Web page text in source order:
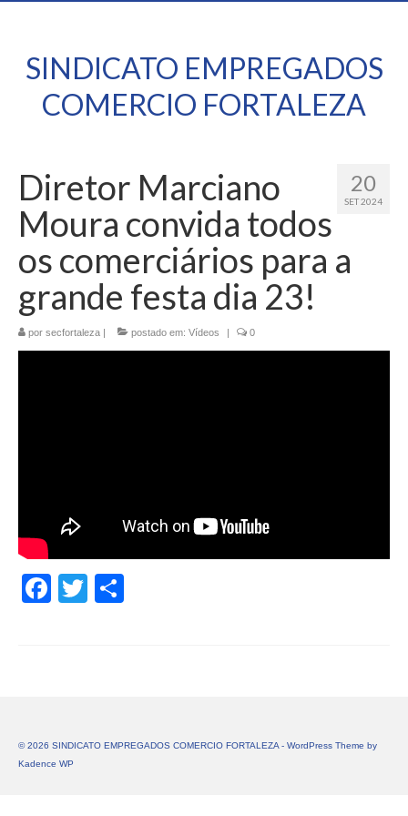
SINDICATO EMPREGADOS
COMERCIO FORTALEZA
20
SET 2024
Diretor Marciano
Moura convida todos
os comerciários para a
grande festa dia 23!
por secfortaleza | postado em: Vídeos | 0
Facebook
Twitter
© 2026 SINDICATO EMPREGADOS COMERCIO FORTALEZA - WordPress Theme by
Kadence WP